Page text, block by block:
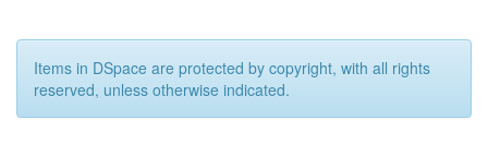
Items in DSpace are protected by copyright, with all rights
reserved, unless otherwise indicated.